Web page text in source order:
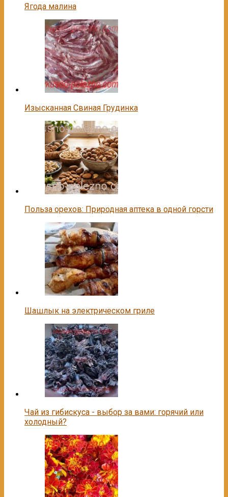
Ягода малина
Изысканная Свиная Грудинка
Польза орехов: Природная аптека в одной горсти
Шашлык на электрическом гриле
Чай из гибискуса - выбор за вами: горячий или
холодный?